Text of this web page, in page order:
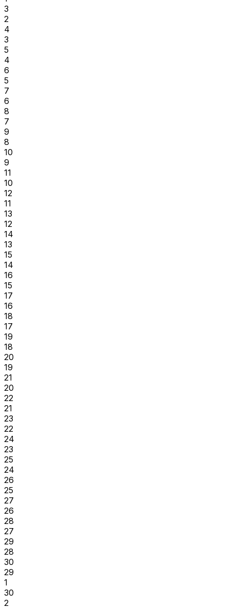
3
2
4
3
5
4
6
5
7
6
8
7
9
8
10
9
11
10
12
11
13
12
14
13
15
14
16
15
17
16
18
17
19
18
20
19
21
20
22
21
23
22
24
23
25
24
26
25
27
26
28
27
29
28
30
29
1
30
2